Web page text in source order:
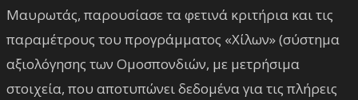
Μαυρωτάς, παρουσίασε τα φετινά κριτήρια και τις
παραμέτρους του προγράμματος «Χίλων» (σύστημα
αξιολόγησης των Ομοσπονδιών, με μετρήσιμα
στοιχεία, που αποτυπώνει δεδομένα για τις πλήρεις